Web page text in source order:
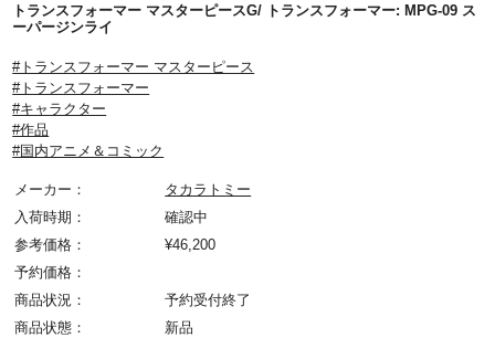
トランスフォーマー マスターピースG/ トランスフォーマー: MPG-09 ス
ーパージンライ
#トランスフォーマー マスターピース
#トランスフォーマー
#キャラクター
#作品
#国内アニメ＆コミック
メーカー：
タカラトミー
入荷時期：
確認中
参考価格：
¥46,200
予約価格：
商品状況：
予約受付終了
商品状態：
新品